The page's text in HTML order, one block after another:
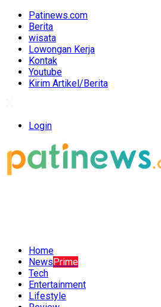
Patinews.com
Berita
wisata
Lowongan Kerja
Kontak
Youtube
Kirim Artikel/Berita
Login
Home
NewsPrime
Tech
Entertainment
Lifestyle